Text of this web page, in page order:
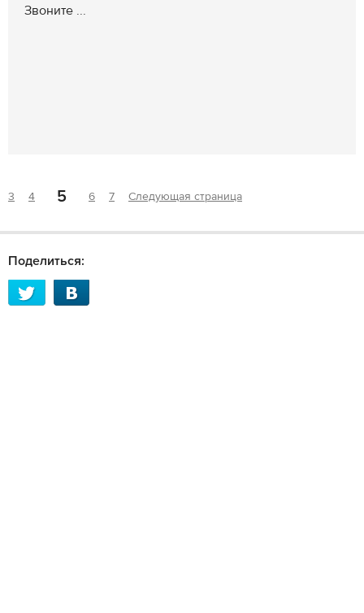
Звоните ...
3 4 5 6 7 Следующая страница
Поделиться: